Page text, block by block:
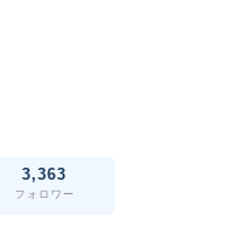
3,363
フォロワー